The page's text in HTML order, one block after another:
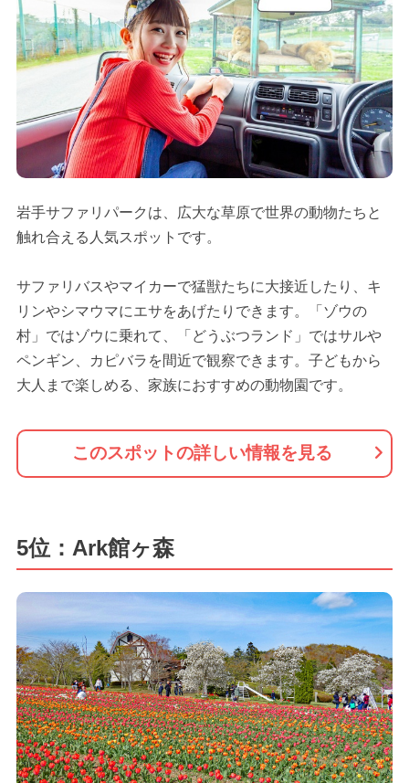
岩手サファリパークは、広大な草原で世界の動物たちと
触れ合える人気スポットです。
サファリバスやマイカーで猛獣たちに大接近したり、キ
リンやシマウマにエサをあげたりできます。「ゾウの
村」ではゾウに乗れて、「どうぶつランド」ではサルや
ペンギン、カピバラを間近で観察できます。子どもから
大人まで楽しめる、家族におすすめの動物園です。
このスポットの詳しい情報を見る
5位：Ark館ヶ森